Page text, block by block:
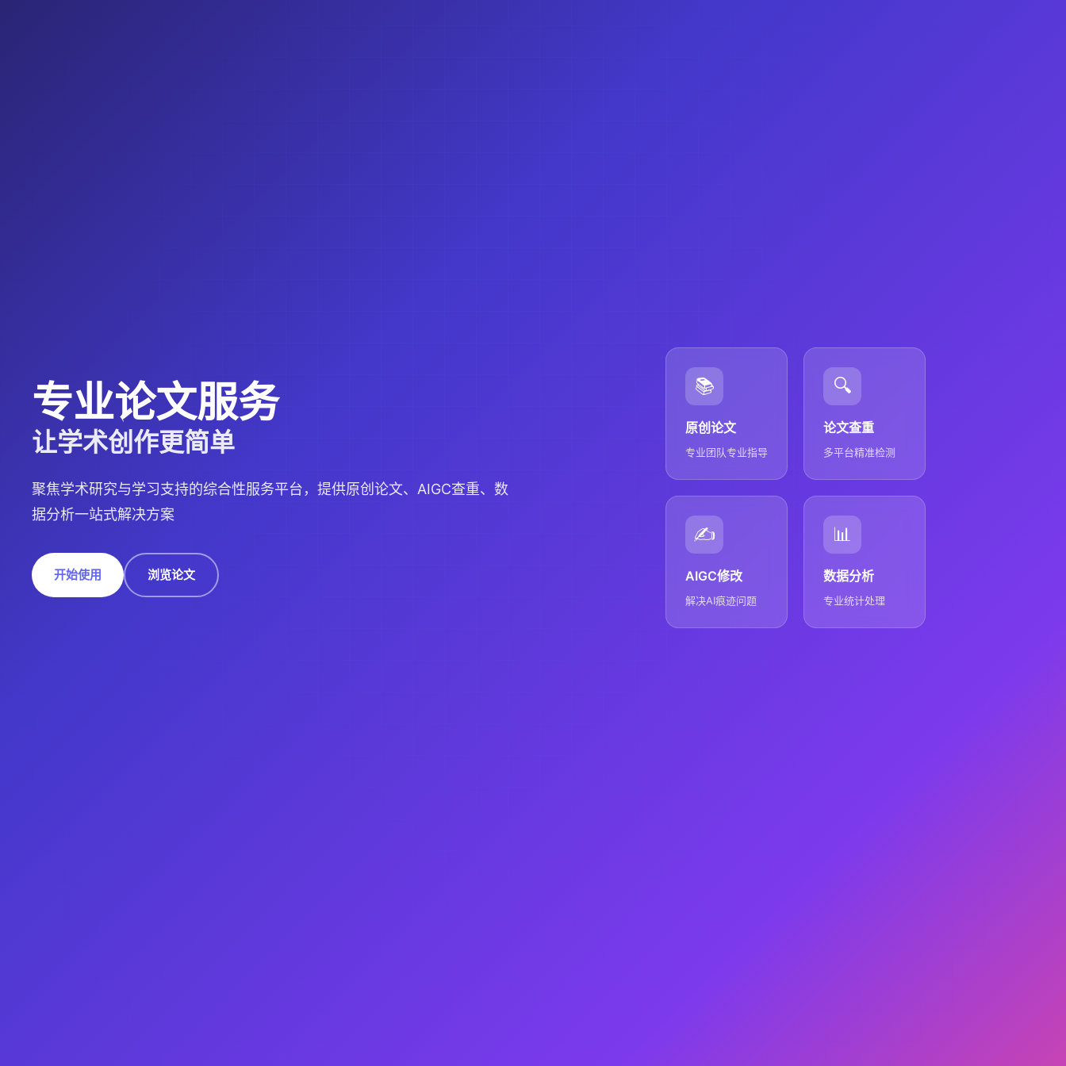
专业论文服务
让学术创作更简单
聚焦学术研究与学习支持的综合性服务平台，提供原创论文、AIGC查重、数
据分析一站式解决方案
开始使用 浏览论文
📚
原创论文
专业团队专业指导
🔍
论文查重
多平台精准检测
✍️
AIGC修改
解决AI痕迹问题
📊
数据分析
专业统计处理